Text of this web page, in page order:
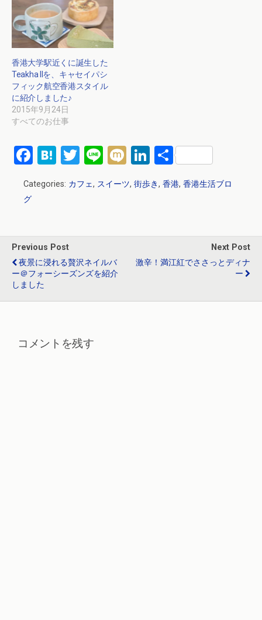
香港大学駅近くに誕生した
Teakha IIを、キャセイパシ
フィック航空香港スタイル
に紹介しました♪
2015年9月24日
すべてのお仕事
F
ce
o
o
k
H
e
a
T
tt
Li
e
M
ixi
Li
ke
n
共
有
Categories: カフェ, スイーツ, 街歩き, 香港, 香港生活ブロ
グ
Previous Post
夜景に浸れる贅沢ネイルバ
ー＠フォーシーズンズを紹介
しました
Next Post
激辛！満江紅でささっとディナ
ー
コメントを残す